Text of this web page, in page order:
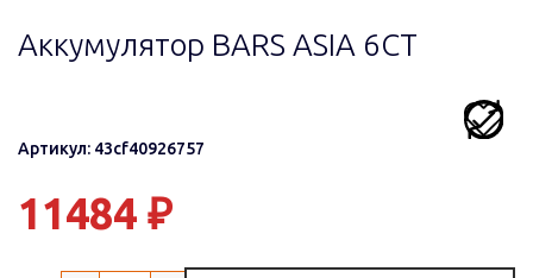
Аккумулятор BARS ASIA 6CT
Артикул: 43cf40926757
11484 ₽